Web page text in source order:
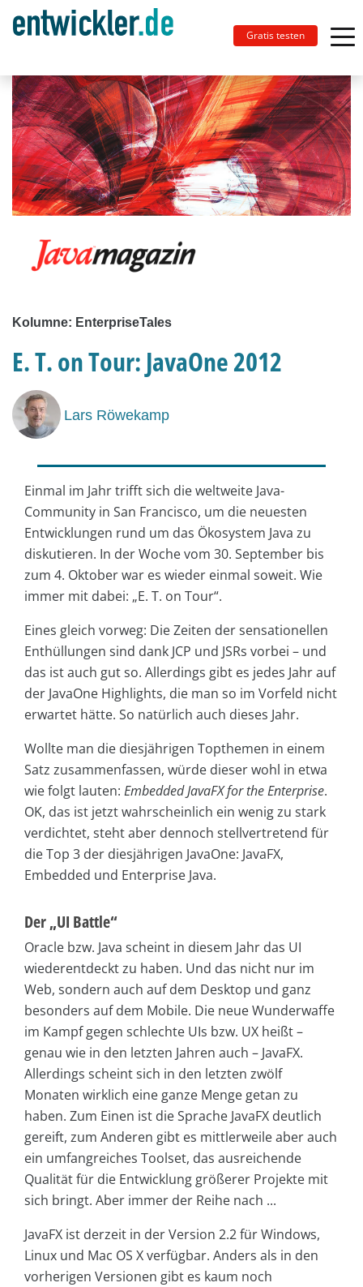
Gratis testen
Kolumne: EnterpriseTales
E. T. on Tour: JavaOne 2012
Lars Röwekamp
Einmal im Jahr trifft sich die weltweite Java-
Community in San Francisco, um die neuesten
Entwicklungen rund um das Ökosystem Java zu
diskutieren. In der Woche vom 30. September bis
zum 4. Oktober war es wieder einmal soweit. Wie
immer mit dabei: „E. T. on Tour“.
Eines gleich vorweg: Die Zeiten der sensationellen
Enthüllungen sind dank JCP und JSRs vorbei – und
das ist auch gut so. Allerdings gibt es jedes Jahr auf
der Java­One Highlights, die man so im Vorfeld nicht
erwartet hätte. So natürlich auch dieses Jahr.
Wollte man die diesjährigen Topthemen in einem
Satz zusammenfassen, würde dieser wohl in etwa
wie folgt lauten: Embedded JavaFX for the Enterprise.
OK, das ist jetzt wahrscheinlich ein wenig zu stark
verdichtet, steht aber dennoch stellvertretend für
die Top 3 der diesjährigen JavaOne: JavaFX,
Embedded und Enterprise Java.
Der „UI Battle“
Oracle bzw. Java scheint in diesem Jahr das UI
wiederentdeckt zu haben. Und das nicht nur im
Web, sondern auch auf dem Desktop und ganz
besonders auf dem Mobile. Die neue Wunderwaffe
im Kampf gegen schlechte UIs bzw. UX heißt –
genau wie in den letzten Jahren auch – JavaFX.
Allerdings scheint sich in den letzten zwölf
Monaten wirklich eine ganze Menge getan zu
haben. Zum Einen ist die Sprache JavaFX deutlich
gereift, zum Anderen gibt es mittlerweile aber auch
ein umfangreiches Toolset, das ausreichende
Qualität für die Entwicklung größerer Projekte mit
sich bringt. Aber immer der Reihe nach ...
JavaFX ist derzeit in der Version 2.2 für Windows,
Linux und Mac OS X verfügbar. Anders als in den
vorherigen Versionen gibt es kaum noch